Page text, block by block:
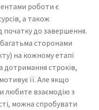
роботи є
а також
початку до завершення.
сторонами
на кожному етапі
дотримання строків,
її. Але якщо
любите взаємодію з
можна спробувати